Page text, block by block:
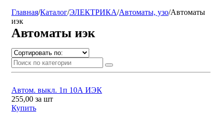
Главная/Каталог/ЭЛЕКТРИКА/Автоматы, узо/Автоматы
иэк
Автоматы иэк
Автом. выкл. 1п 10А ИЭК
255,00 за шт
Купить